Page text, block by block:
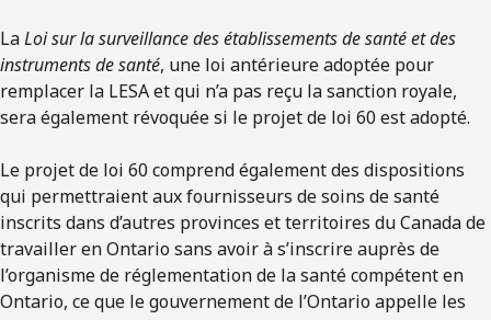
LaLoi sur la surveillance des établissements de santé et des
instruments de santé, une loi antérieure adoptée pour
remplacer la LESA et qui n’a pas reçu la sanction royale,
sera également révoquée si le projet de loi 60 est adopté.
Le projet de loi 60 comprend également des dispositions
qui permettraient aux fournisseurs de soins de santé
inscrits dans d’autres provinces et territoires du Canada de
travailler en Ontario sans avoir à s’inscrire auprès de
l’organisme de réglementation de la santé compétent en
Ontario, ce que le gouvernement de l’Ontario appelle les